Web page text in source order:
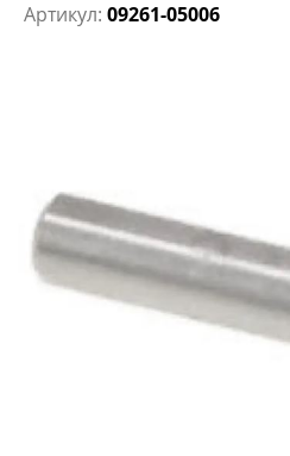
Артикул: 09261-05006